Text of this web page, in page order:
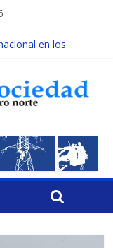
en los
de la lucha contra el
de
Nacional por la